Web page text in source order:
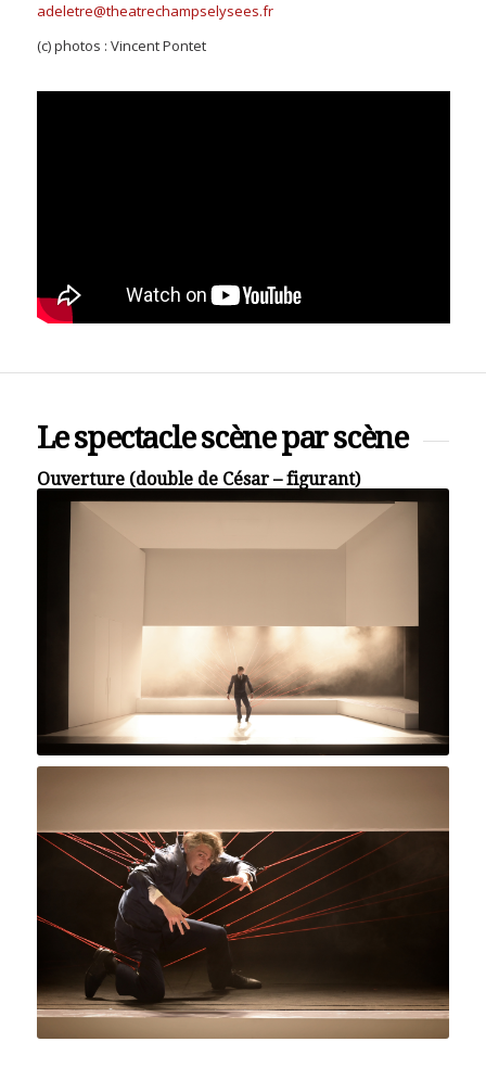
adeletre@theatrechampselysees.fr
(c) photos : Vincent Pontet
Le spectacle scène par scène
Ouverture (double de César – figurant)